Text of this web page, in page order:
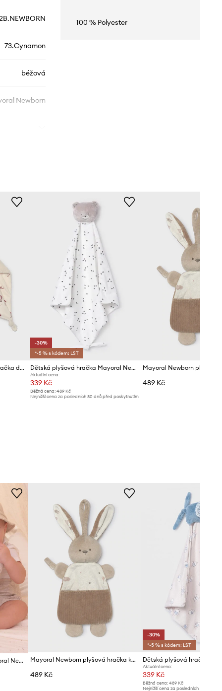
73.Cynamon
béžová
Newborn
100 % Polyester
Mayoral Newborn plyšová hračka dětská
-30%
*-5 % s kódem: LST
Dětská plyšová hračka Mayoral Newborn
Aktuální cena:
339 Kč
Běžná cena:489 Kč
Nejnižší cena za posledních 30 dnů před poskytnutím
489 Kč
Dětská plyšová hračka Mayoral Newborn Mayoral Newborn plyšová hračka kojenecká
489 Kč
-30%
*-5 % s kódem: LST
Aktuální cena:
339 Kč
Běžná cena: 489 Kč
Nejnižší cena za posledních 30 dnů